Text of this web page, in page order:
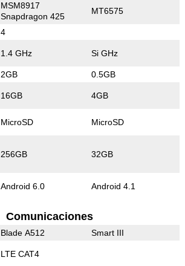
MSM8917
Snapdragon 425
MT6575
4
1.4 GHz Si GHz
2GB 0.5GB
16GB 4GB
MicroSD MicroSD
256GB 32GB
Android 6.0 Android 4.1
Comunicaciones
Blade A512 Smart III
LTE CAT4